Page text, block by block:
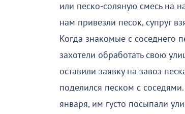
или песко-соляную смесь на
нам привезли песок, супруг
Когда знакомые с соседнего
захотели обработать свою
оставили заявку на завоз
поделился песком с
января, им густо посыпали